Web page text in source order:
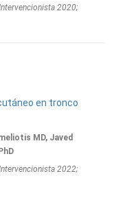
2020;
en tronco
MD, Javed
2022;